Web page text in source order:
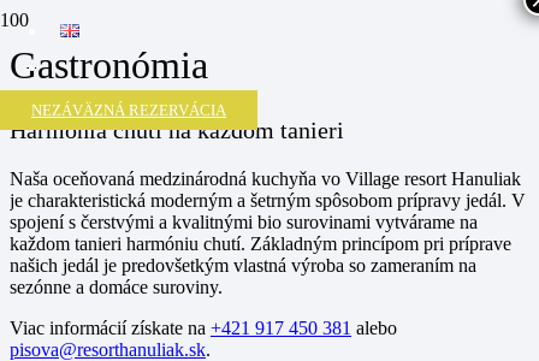
NEZÁVÄZNÁ REZERVÁCIA
Gastronómia
Harmónia chuti na každom tanieri
Naša oceňovaná medzinárodná kuchyňa vo Village resort Hanuliak
je charakteristická moderným a šetrným spôsobom prípravy jedál. V
spojení s čerstvými a kvalitnými bio surovinami vytvárame na
každom tanieri harmóniu chutí. Základným princípom pri príprave
našich jedál je predovšetkým vlastná výroba so zameraním na
sezónne a domáce suroviny.
Viac informácií získate na +421 917 450 381 alebo
pisova@resorthanuliak.sk.